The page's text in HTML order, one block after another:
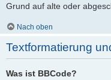
Grund auf alte oder
Nach oben
Textformatierung
Was ist BBCode?